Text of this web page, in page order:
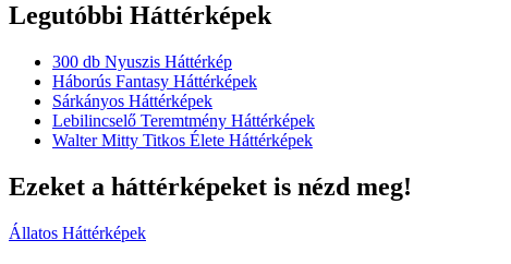
Legutóbbi Háttérképek
300 db Nyuszis Háttérkép
Háborús Fantasy Háttérképek
Sárkányos Háttérképek
Lebilincselő Teremtmény Háttérképek
Walter Mitty Titkos Élete Háttérképek
Ezeket a háttérképeket is nézd meg!
Állatos Háttérképek